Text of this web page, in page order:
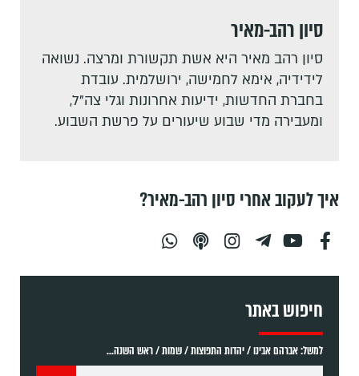
סיון רהב-מאיר
סיון רהב מאיר היא אשת תקשורת ומרצה. נשואה
לידידיה, אימא לחמישה, ירושלמית. עובדת
בחברת החדשות, ידיעות אחרונות וגלי צה"ל,
ומעבירה מדי שבוע שיעורים על פרשת השבוע.
איך לעקוב אחרי סיון רהב-מאיר?
חיפוש באתר
למשל: אברהם אבינו / יהדות התפוצות / שמות / ראש השנה...